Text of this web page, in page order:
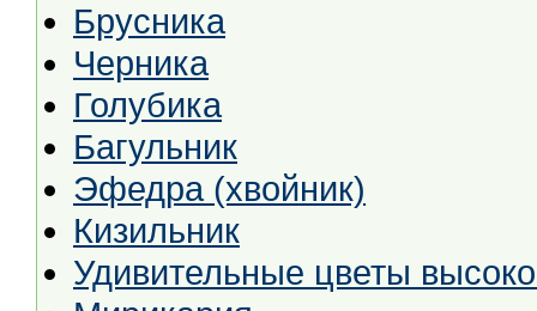
Брусника
Черника
Голубика
Багульник
Эфедра (хвойник)
Кизильник
Удивительные цветы